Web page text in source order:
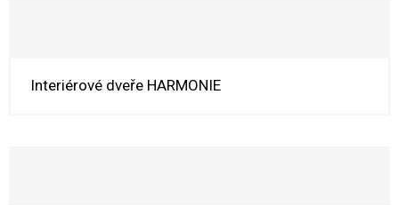
Interiérové dveře HARMONIE